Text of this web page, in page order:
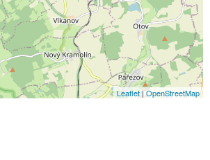
Leaflet | OpenStreetMap